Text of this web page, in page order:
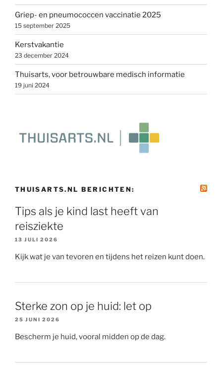
Griep- en pneumococcen vaccinatie 2025
15 september 2025
Kerstvakantie
23 december 2024
Thuisarts, voor betrouwbare medisch informatie
19 juni 2024
THUISARTS.NL BERICHTEN:
Tips als je kind last heeft van
reisziekte
13 JULI 2026
Kijk wat je van tevoren en tijdens het reizen kunt doen.
Sterke zon op je huid: let op
25 JUNI 2026
Bescherm je huid, vooral midden op de dag.